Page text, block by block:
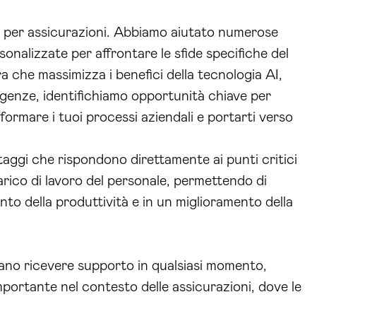
assicurazioni. Abbiamo aiutato numerose
per affrontare le sfide specifiche del
massimizza i benefici della tecnologia AI,
identifichiamo opportunità chiave per
i tuoi processi aziendali e portarti verso
che rispondono direttamente ai punti critici
di lavoro del personale, permettendo di
della produttività e in un miglioramento della
ricevere supporto in qualsiasi momento,
nel contesto delle assicurazioni, dove le